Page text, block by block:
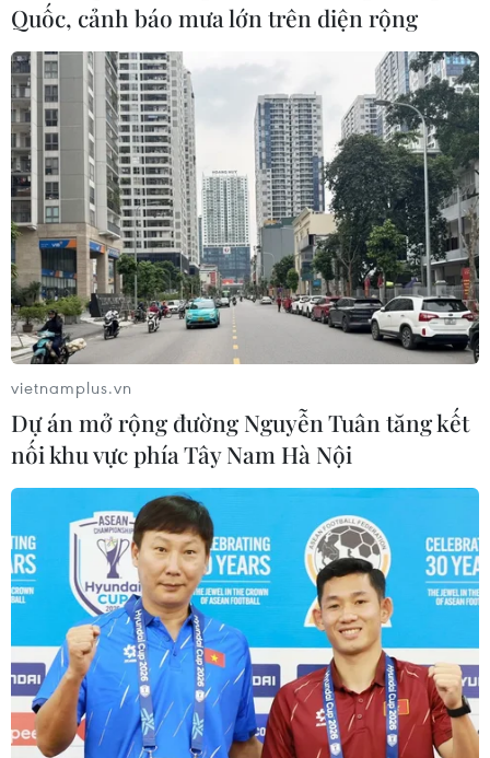
#Nhật Bản #Nagano #Gifu
#Yamanashi
#Núi lửa Ontake
#Phun trào #Tro bụi
#JMC
#Mức cảnh báo
#Cơ quan cứu hỏa Nhật Bản
Theo dõi VietnamPlus
TIN LIÊN QUAN
Quốc, cảnh báo mưa lớn trên diện rộng
vietnamplus.vn
Dự án mở rộng đường Nguyễn Tuân tăng kết
nối khu vực phía Tây Nam Hà Nội